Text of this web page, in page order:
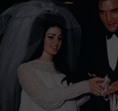
Het is zelfs de stad met